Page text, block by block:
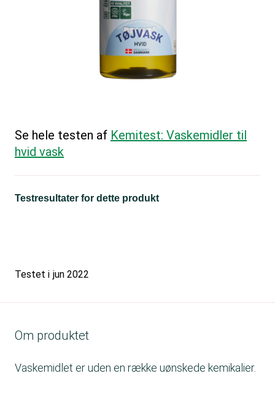
Se hele testen af Kemitest: Vaskemidler til
hvid vask
Testresultater for dette produkt
Testet i jun 2022
Om produktet
Vaskemidlet er uden en række uønskede kemikalier.